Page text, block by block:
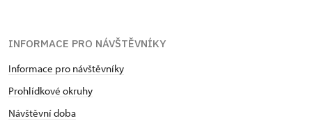
INFORMACE PRO NÁVŠTĚVNÍKY
Informace pro návštěvníky
Prohlídkové okruhy
Návštěvní doba